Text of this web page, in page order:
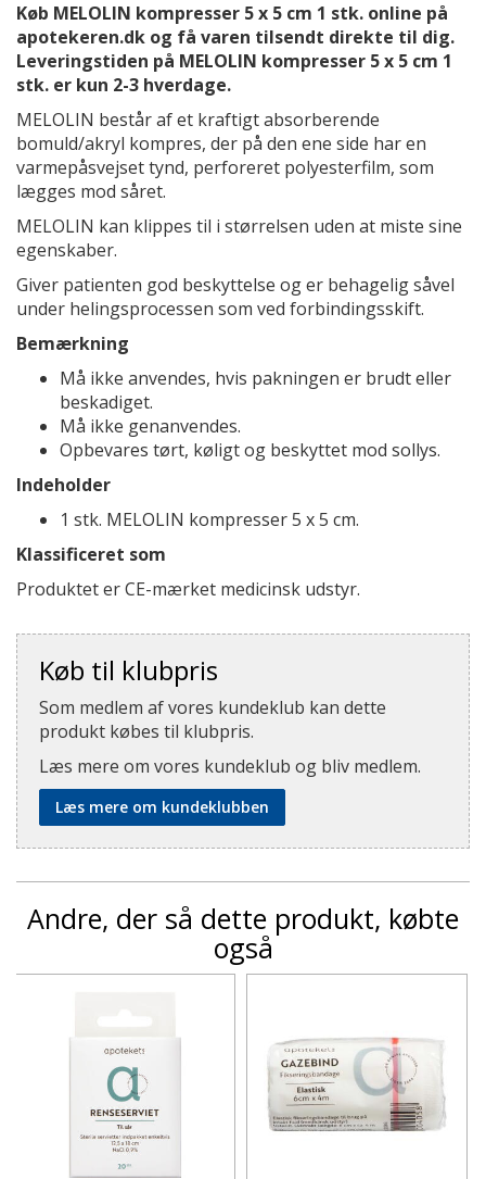
Køb MELOLIN kompresser 5 x 5 cm 1 stk. online på
apotekeren.dk og få varen tilsendt direkte til dig.
Leveringstiden på MELOLIN kompresser 5 x 5 cm 1
stk. er kun 2-3 hverdage.
MELOLIN består af et kraftigt absorberende
bomuld/akryl kompres, der på den ene side har en
varmepåsvejset tynd, perforeret polyesterfilm, som
lægges mod såret.
MELOLIN kan klippes til i størrelsen uden at miste sine
egenskaber.
Giver patienten god beskyttelse og er behagelig såvel
under helingsprocessen som ved forbindingsskift.
Bemærkning
Må ikke anvendes, hvis pakningen er brudt eller
beskadiget.
Må ikke genanvendes.
Opbevares tørt, køligt og beskyttet mod sollys.
Indeholder
1 stk. MELOLIN kompresser 5 x 5 cm.
Klassificeret som
Produktet er CE-mærket medicinsk udstyr.
Køb til klubpris
Som medlem af vores kundeklub kan dette
produkt købes til klubpris.
Læs mere om vores kundeklub og bliv medlem.
Læs mere om kundeklubben
Andre, der så dette produkt, købte
også